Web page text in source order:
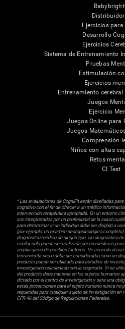
Ejercicios
Desarrollo
Ejercicios
Sistema de Entrenamiento
Pruebas
Estimulación
Ejercicios
Entrenamiento
Juegos
Ejercicio
Juegos Online para
Juegos
Comprensión
Niños con altas
Retos
CI Test
* Las evaluaciones de CogniFit están diseñadas
cognitivo con el fin de ofrecer a un médico
intervención terapéutica apropiada. En un entorno
son interpretados por un profesional de la salud
para determinar si un individuo debe ser dirigido a
(por ejemplo, un examen neuropsicológico
diagnóstico médico de ningún tipo. Un diagnóstico
similar sólo puede ser realizada por un médico o
amplia gama de posibles factores. De acuerdo al
herramienta sea o deba ser considerada como un
producto puede ser utilizado para estudios de
investigación relacionado con la cognición. Si se
del producto debe hacerse en los sujetos humanos
dictado por el centro de investigación y será una
estas protecciones para el sujeto humano nunca no
requeridas para cualquier sujeto de investigación en
CFR 46 del Código de Regulaciones Federales.